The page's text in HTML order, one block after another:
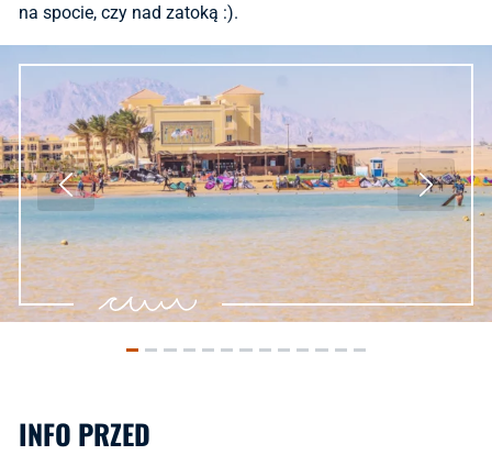
na spocie, czy nad zatoką :).
INFO PRZED